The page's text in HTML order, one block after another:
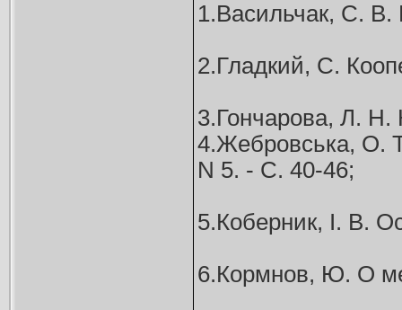
1.Васильчак, С. В.
2.Гладкий, С.
3.Гончарова, Л. Н.
4.Жебровська, О.
N 5. - С. 40-46;
5.Коберник, І. В.
6.Кормнов, Ю. О